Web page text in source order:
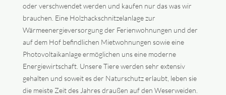
oder verschwendet werden und kaufen nur das was wir
brauchen. Eine Holzhackschnitzelanlage zur
Wärmeenergieversorgung der Ferienwohnungen und der
auf dem Hof befindlichen Mietwohnungen sowie eine
Photovoltaikanlage ermöglichen uns eine moderne
Energiewirtschaft. Unsere Tiere werden sehr extensiv
gehalten und soweit es der Naturschutz erlaubt, leben sie
die meiste Zeit des Jahres draußen auf den Weserweiden.